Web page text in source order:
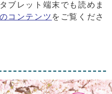
ブレット端末でも読めま
コンテンツ をご覧くださ